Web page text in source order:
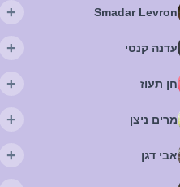
Smadar Levron
+
עדנה קנטי +
חן תעוז +
מרים ניצן +
אבי דגן +